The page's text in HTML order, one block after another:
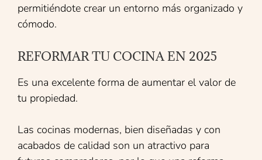
permitiéndote crear un entorno más organizado y
cómodo.
REFORMAR TU COCINA EN 2025
Es una excelente forma de aumentar el valor de
tu propiedad.
Las cocinas modernas, bien diseñadas y con
acabados de calidad son un atractivo para